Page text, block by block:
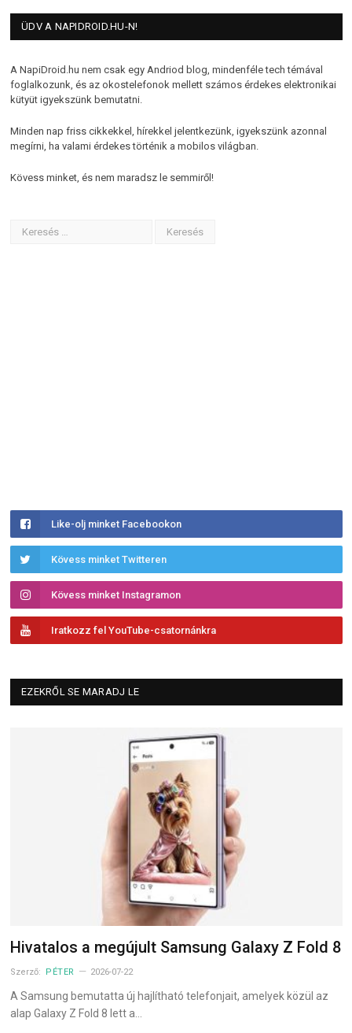
ÜDV A NAPIDROID.HU-N!
A NapiDroid.hu nem csak egy Andriod blog, mindenféle tech témával
foglalkozunk, és az okostelefonok mellett számos érdekes elektronikai
kütyüt igyekszünk bemutatni.
Minden nap friss cikkekkel, hírekkel jelentkezünk, igyekszünk azonnal
megírni, ha valami érdekes történik a mobilos világban.
Kövess minket, és nem maradsz le semmiről!
Like-olj minket Facebookon
Kövess minket Twitteren
Kövess minket Instagramon
Iratkozz fel YouTube-csatornánkra
EZEKRŐL SE MARADJ LE
Hivatalos a megújult Samsung Galaxy Z Fold 8
Szerző: PÉTER 2026-07-22
A Samsung bemutatta új hajlítható telefonjait, amelyek közül az
alap Galaxy Z Fold 8 lett a…